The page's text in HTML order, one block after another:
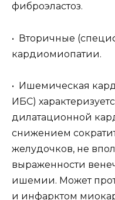
фиброэластоз.
• Вторичные
кардиомиопатии.
• Ишемическая
ИБС)
дилатационной
снижением
желудочков, не
выраженности
ишемии. Может
и инфарктом